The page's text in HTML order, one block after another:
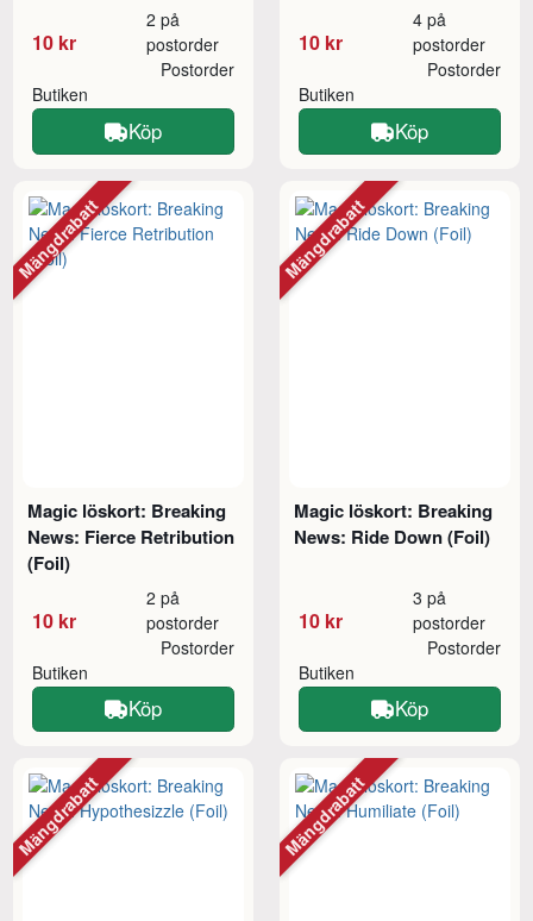
10 kr
2 på
postorder
Butiken
Postorder
Köp
10 kr
4 på
postorder
Butiken
Postorder
Köp
Magic löskort: Breaking
News: Fierce Retribution
(Foil)
10 kr
2 på
postorder
Butiken
Postorder
Köp
Mängdrabatt
Magic löskort: Breaking
News: Ride Down (Foil)
10 kr
3 på
postorder
Butiken
Postorder
Köp
Mängdrabatt
Mängdrabatt Mängdrabatt